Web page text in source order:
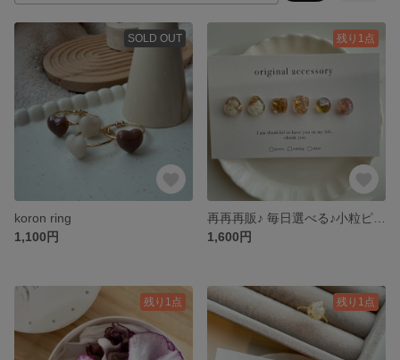
SOLD OUT
koron ring
1,100円
残り1点
1,600円
残り1点 残り1点